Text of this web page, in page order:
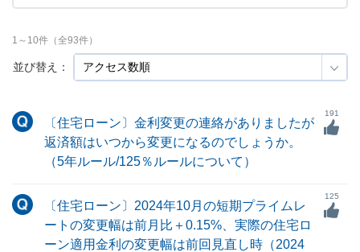
並び替え：
1 ～ 10件（全93件）
〔住宅ローン〕金利変更の連絡がありましたが
返済額はいつから変更になるのでしょうか。
（5年ルール/125％ルールについて）
191
〔住宅ローン〕2024年10月の短期プライムレ
ートの変更幅は前月比＋0.15%、実際の住宅ロ
ーン適用金利の変更幅は前回見直し時（2024
125